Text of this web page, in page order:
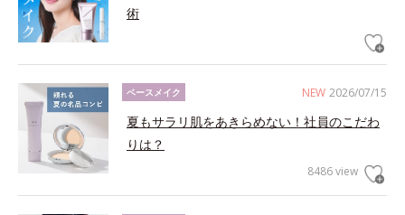
術
NEW 2026/07/15
ベースメイク
夏もサラリ肌をあきらめない！社員のこだわ
りは？
8486 view